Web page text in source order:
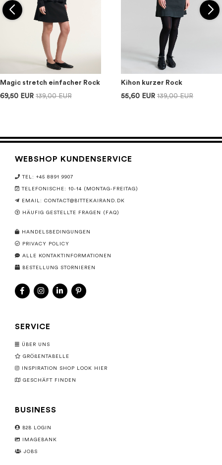
Magic stretch einfacher Rock
69,50 EUR 139,00 EUR
Kihon kurzer Rock
55,60 EUR 139,00 EUR
WEBSHOP KUNDENSERVICE
TEL: +45 8891 9907
TELEFONISCHE: 10-14 (MONTAG-FREITAG)
EMAIL: CONTACT@BITTEKAIRAND.DK
HÄUFIG GESTELLTE FRAGEN (FAQ)
HANDELSBEDINGUNGEN
PRIVACY POLICY
ALLE KONTAKTINFORMATIONEN
BESTELLUNG STORNIEREN
SERVICE
ÜBER UNS
GRÖßENTABELLE
INSPIRATION SHOP LOOK HIER
GESCHÄFT FINDEN
BUSINESS
B2B LOGIN
IMAGEBANK
JOBS